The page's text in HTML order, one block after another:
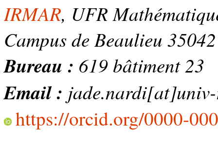
IRMAR, UFR
Campus de Beaulieu
Bureau : 619 bâtiment 23
Email :
https://orcid.org/0000-